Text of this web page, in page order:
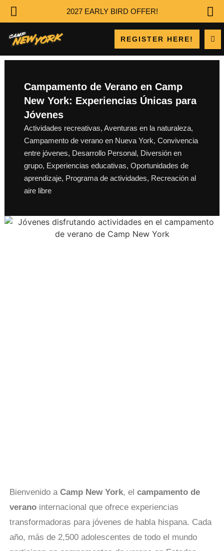
2027 EARLY BIRD OFFER!
REGISTER HERE!
Campamento de Verano en Camp
New York: Experiencias Únicas para
Jóvenes
Actividades recreativas, Aventuras en la naturaleza,
Campamento de verano en Nueva York, Convivencia
entre jóvenes, Desarrollo Personal, Diversión en
grupo, Experiencias educativas, Oportunidades de
aprendizaje, Programa de actividades, Recreación al
aire libre
Bienvenido a Camp New York, el campamento de
veranointernacional que ofrece experiencias
transformadoras para jóvenes de habla hispana. Cada
año, más de 2,500 adolescentes de todo el mundo